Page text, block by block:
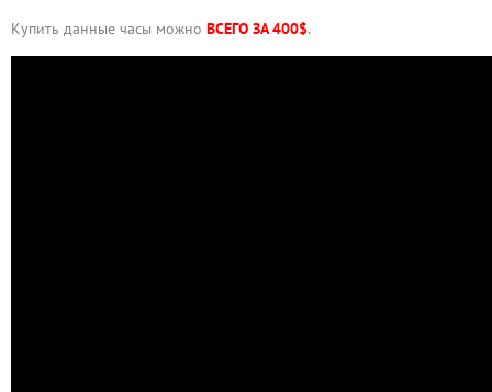
Купить данные часы можно ВСЕГО ЗА 400$.